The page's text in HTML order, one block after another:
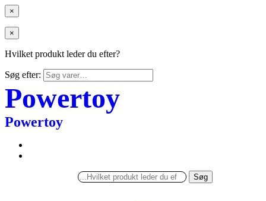
×
×
Hvilket produkt leder du efter?
Søg efter:
Powertoy
Powertoy
Søg